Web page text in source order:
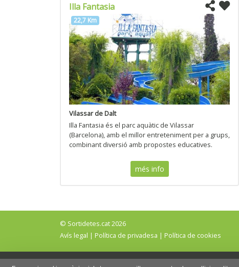
Illa Fantasia
22,7 Km
Vilassar de Dalt
Illa Fantasia és el parc aquàtic de Vilassar
(Barcelona), amb el millor entreteniment per a grups,
combinant diversió amb propostes educatives.
més info
© Sortidetes.cat 2026
Avís legal | Política de privadesa | Política de cookies